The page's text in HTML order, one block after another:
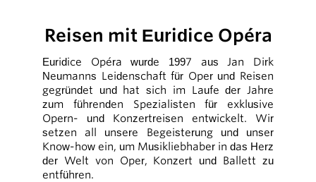
Reisen mit Euridice Opéra
Euridice Opéra wurde 1997 aus Jan Dirk
Neumanns Leidenschaft für Oper und Reisen
gegründet und hat sich im Laufe der Jahre
zum führenden Spezialisten für exklusive
Opern- und Konzertreisen entwickelt. Wir
setzen all unsere Begeisterung und unser
Know-how ein, um Musikliebhaber in das Herz
der Welt von Oper, Konzert und Ballett zu
entführen.